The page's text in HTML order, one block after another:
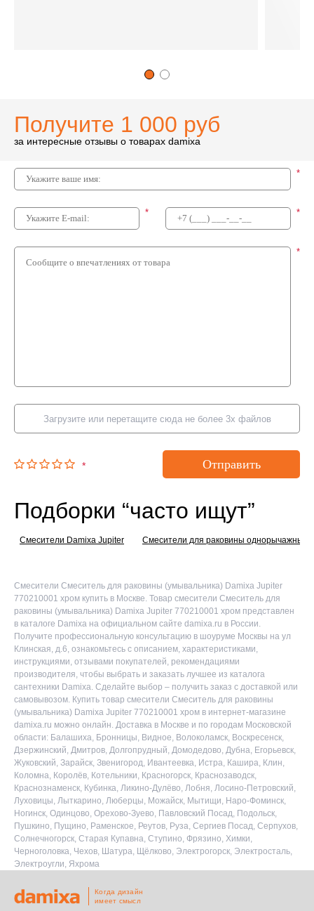
Получите 1 000 руб
за интересные отзывы о товарах damixa
*
* *
*
Загрузите или перетащите сюда не более 3х файлов
* Отправить
Подборки “часто ищут”
Смесители Damixa Jupiter Смесители для раковины однорычажные
Смесители Смеситель для раковины (умывальника) Damixa Jupiter
770210001 хром купить в Москве. Товар смесители Смеситель для
раковины (умывальника) Damixa Jupiter 770210001 хром представлен
в каталоге Damixa на официальном сайте damixa.ru в России.
Получите профессиональную консультацию в шоуруме Москвы на ул
Клинская, д.6, ознакомьтесь с описанием, характеристиками,
инструкциями, отзывами покупателей, рекомендациями
производителя, чтобы выбрать и заказать лучшее из каталога
сантехники Damixa. Сделайте выбор – получить заказ с доставкой или
самовывозом. Купить товар смесители Смеситель для раковины
(умывальника) Damixa Jupiter 770210001 хром в интернет-магазине
damixa.ru можно онлайн. Доставка в Москве и по городам Московской
области: Балашиха, Бронницы, Видное, Волоколамск, Воскресенск,
Дзержинский, Дмитров, Долгопрудный, Домодедово, Дубна, Егорьевск,
Жуковский, Зарайск, Звенигород, Ивантеевка, Истра, Кашира, Клин,
Коломна, Королёв, Котельники, Красногорск, Краснозаводск,
Краснознаменск, Кубинка, Ликино-Дулёво, Лобня, Лосино-Петровский,
Луховицы, Лыткарино, Люберцы, Можайск, Мытищи, Наро-Фоминск,
Ногинск, Одинцово, Орехово-Зуево, Павловский Посад, Подольск,
Пушкино, Пущино, Раменское, Реутов, Руза, Сергиев Посад, Серпухов,
Солнечногорск, Старая Купавна, Ступино, Фрязино, Химки,
Черноголовка, Чехов, Шатура, Щёлково, Электрогорск, Электросталь,
Электроугли, Яхрома
Когда дизайн
имеет смысл